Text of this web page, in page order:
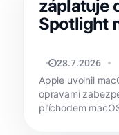
záplatuje
Spotlight
MATYÁŠ KOZÁK
28.7.2026
Apple uvolnil
opravami
příchodem